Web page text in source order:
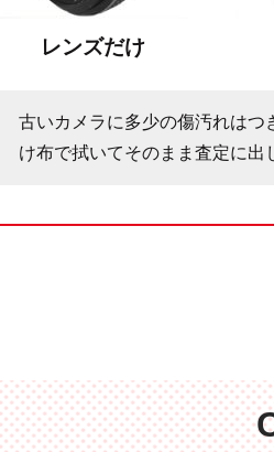
レンズだけ
古いカメラに多少の傷汚れはつ
け布で拭いてそのまま査定に出